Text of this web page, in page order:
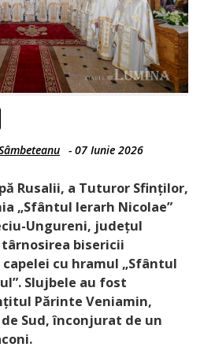
- 07 Iunie 2026
Rusalii, a Tuturor Sfinților,
„Sfântul Ierarh Nicolae”
Ungureni, județul
bisericii
cu hramul „Sfântul
Slujbele au fost
Părinte Veniamin,
Sud, înconjurat de un